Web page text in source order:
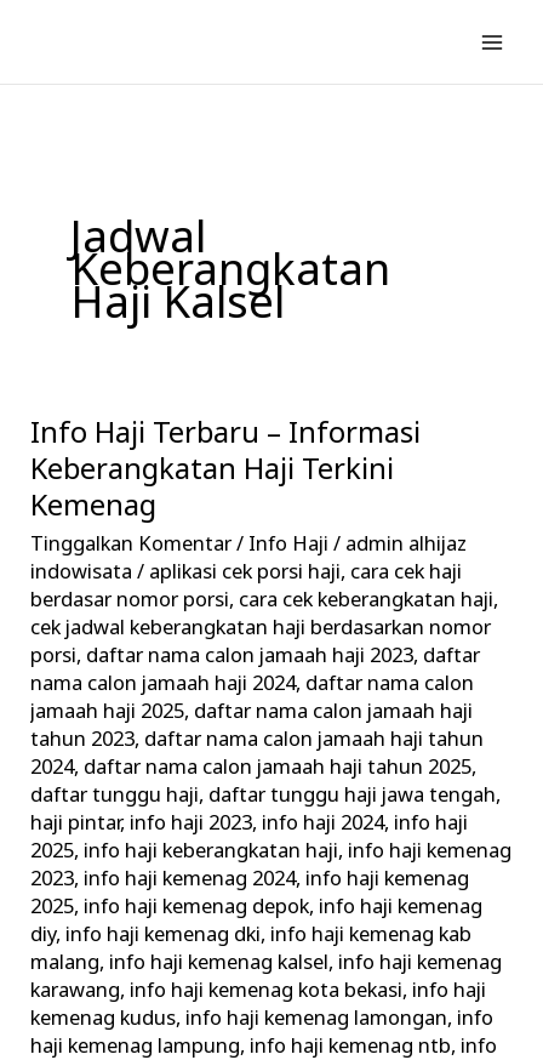
konten
Jadwal
Keberangkatan
Haji Kalsel
Info Haji Terbaru – Informasi
Keberangkatan Haji Terkini
Kemenag
Tinggalkan Komentar/ Info Haji / admin alhijaz
indowisata/ aplikasi cek porsi haji, cara cek haji
berdasar nomor porsi, cara cek keberangkatan haji,
cek jadwal keberangkatan haji berdasarkan nomor
porsi, daftar nama calon jamaah haji 2023, daftar
nama calon jamaah haji 2024, daftar nama calon
jamaah haji 2025, daftar nama calon jamaah haji
tahun 2023, daftar nama calon jamaah haji tahun
2024, daftar nama calon jamaah haji tahun 2025,
daftar tunggu haji, daftar tunggu haji jawa tengah,
haji pintar, info haji 2023, info haji 2024, info haji
2025, info haji keberangkatan haji, info haji kemenag
2023, info haji kemenag 2024, info haji kemenag
2025, info haji kemenag depok, info haji kemenag
diy, info haji kemenag dki, info haji kemenag kab
malang, info haji kemenag kalsel, info haji kemenag
karawang, info haji kemenag kota bekasi, info haji
kemenag kudus, info haji kemenag lamongan, info
haji kemenag lampung, info haji kemenag ntb, info
Info
Haji
Terbaru
–
Informasi
Keberangkatan
Haji
Terkini
Kemenag